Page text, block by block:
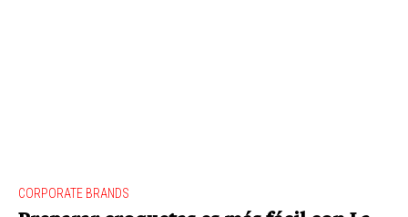
CORPORATE BRANDS